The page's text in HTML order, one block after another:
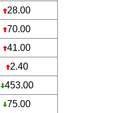
28.00
70.00
41.00
2.40
453.00
75.00